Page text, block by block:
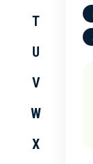
T
U
V
W
X